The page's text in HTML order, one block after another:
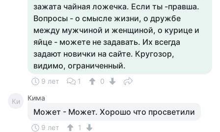
зажата чайная ложечка. Если ты -правша.
Вопросы - о смысле жизни, о дружбе
между мужчиной и женщиной, о курице и
яйце - можете не задавать. Их всегда
задают новички на сайте. Кругозор,
видимо, ограниченный.
9 лет 1 0
Ки Кима
Может - Может. Хорошо что просветили
9 лет 1